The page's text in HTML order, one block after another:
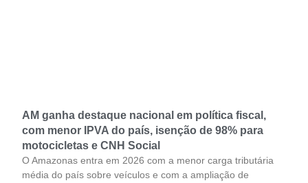
AM ganha destaque nacional em política fiscal,
com menor IPVA do país, isenção de 98% para
motocicletas e CNH Social
O Amazonas entra em 2026 com a menor carga tributária
média do país sobre veículos e com a ampliação de